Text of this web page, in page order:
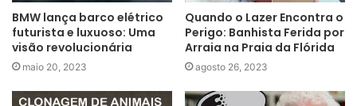
BMW lança barco elétrico
futurista e luxuoso: Uma
visão revolucionária
maio 20, 2023
Quando o Lazer Encontra o
Perigo: Banhista Ferida por
Arraia na Praia da Flórida
agosto 26, 2023